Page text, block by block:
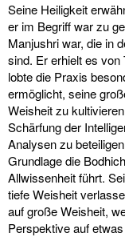
Seine Heiligkeit
er im Begriff war zu
Manjushri war, die in
sind. Er erhielt es von
lobte die Praxis
ermöglicht, seine
Weisheit zu
Schärfung der
Analysen zu
Grundlage die
Allwissenheit führt.
tiefe Weisheit
auf große Weisheit,
Perspektive auf